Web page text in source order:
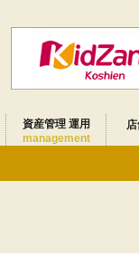
資産管理 運用
management